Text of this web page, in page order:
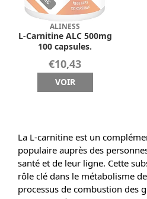
ALINESS
L-Carnitine ALC 500mg
100 capsules.
€10,43
VOIR
La L-carnitine est un
populaire auprès des
santé et de leur ligne. Cette
rôle clé dans le métabolisme
processus de combustion des